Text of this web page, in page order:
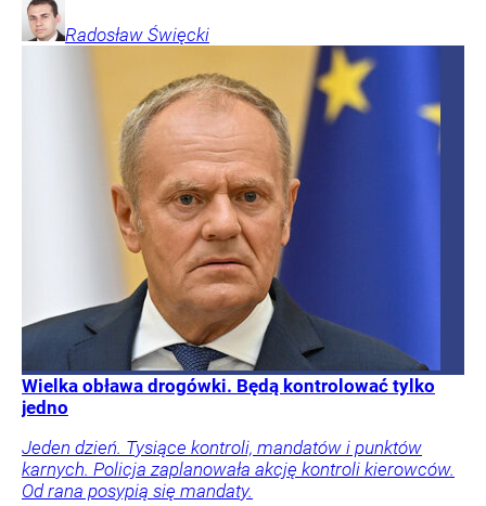
Radosław Święcki
Wielka obława drogówki. Będą kontrolować tylko
jedno
Jeden dzień. Tysiące kontroli, mandatów i punktów
karnych. Policja zaplanowała akcję kontroli kierowców.
Od rana posypią się mandaty.